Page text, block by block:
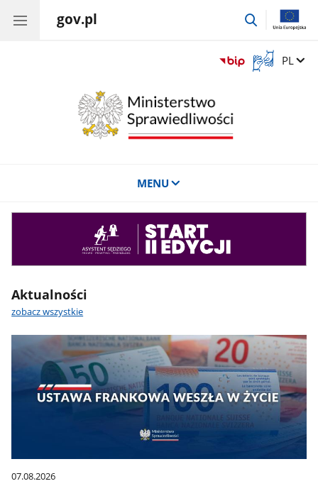
gov.pl
przejdź
Otwórz
okno
Zmień
PL
MENU
Aktualności
zobacz wszystkie
07.08.2026